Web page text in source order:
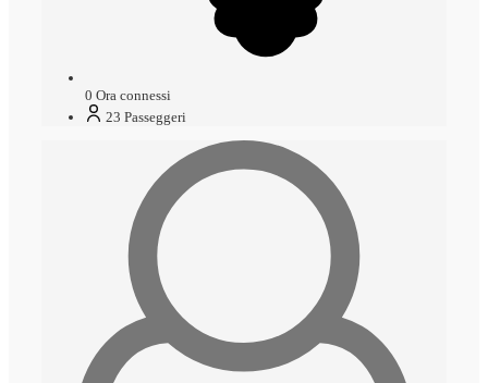
0 Ora connessi
23 Passeggeri